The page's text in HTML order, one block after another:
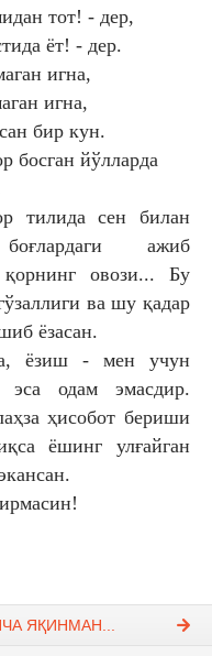
тот! - дер,
ёт! - дер.
игна,
игна,
бир кун.
босган йўлларда
сен билан
ажиб
овози... Бу
ва шу қадар
ёзасан.
ёзиш - мен учун
эса одам эмасдир.
ҳисобот бериши
ёшинг улғайган
ЯҚИНМАН...